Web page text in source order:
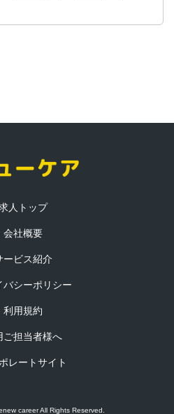
人トップ
会社概要
ービス紹介
バシーポリシー
利用規約
ご担当者様へ
レートサイト
career All Rights Reserved.